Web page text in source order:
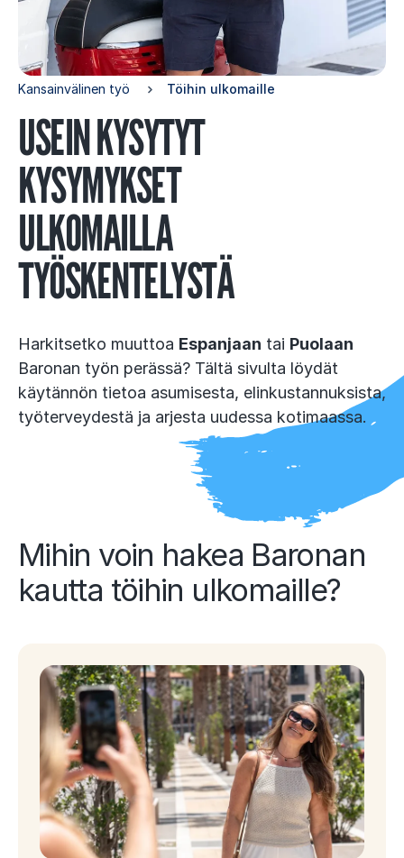
Kansainvälinen työ Töihin ulkomaille
USEIN KY­SY­TYT
KY­SY­MYK­SET
UL­KO­MAIL­LA
TYÖS­KEN­TE­LYS­TÄ
Harkitsetko muuttoa Espanjaan tai Puolaan
Baronan työn perässä? Tältä sivulta löydät
käytännön tietoa asumisesta, elinkustannuksista,
työterveydestä ja arjesta uudessa kotimaassa.
Mihin voin hakea Baronan
kautta töihin ulkomaille?